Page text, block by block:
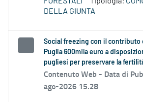
DELLA GIUNTA
Social freezing con il contributo
Puglia 600mila euro a
pugliesi per preservare la
Contenuto Web - Data di
ago-2026 15.28